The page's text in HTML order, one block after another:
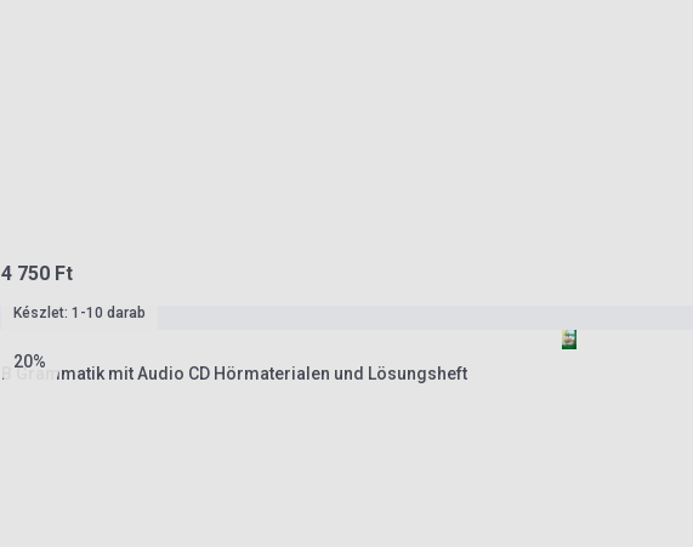
4 750 Ft
20%
Készlet: 1-10 darab
B Grammatik mit Audio CD Hörmaterialen und Lösungsheft